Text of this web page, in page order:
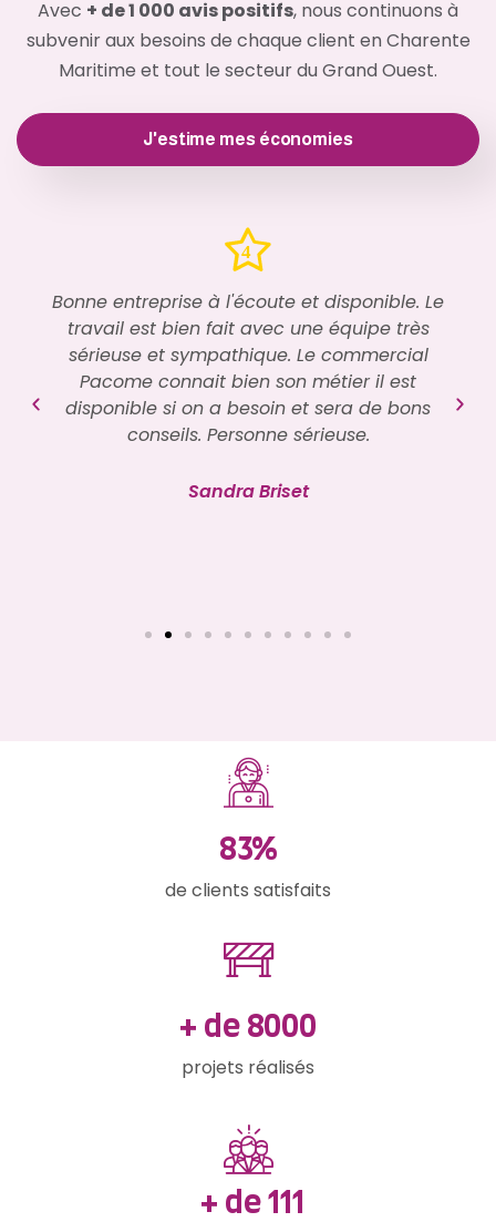
Avec + de 1 000 avis positifs, nous continuons à
subvenir aux besoins de chaque client en Charente
Maritime et tout le secteur du Grand Ouest.
J'estime mes économies
Bonne entreprise à l'écoute et disponible. Le
travail est bien fait avec une équipe très
sérieuse et sympathique. Le commercial
Pacome connait bien son métier il est
disponible si on a besoin et sera de bons
conseils. Personne sérieuse.
Sandra Briset
94%
de clients satisfaits
+ de 10000
projets réalisés
+ de 129